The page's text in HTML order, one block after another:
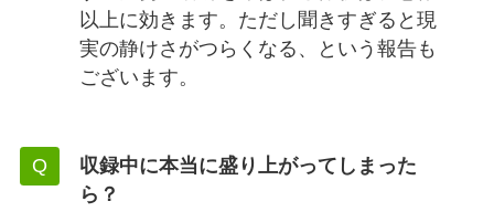
以上に効きます。ただし聞きすぎると現
実の静けさがつらくなる、という報告も
ございます。
収録中に本当に盛り上がってしまった
ら？